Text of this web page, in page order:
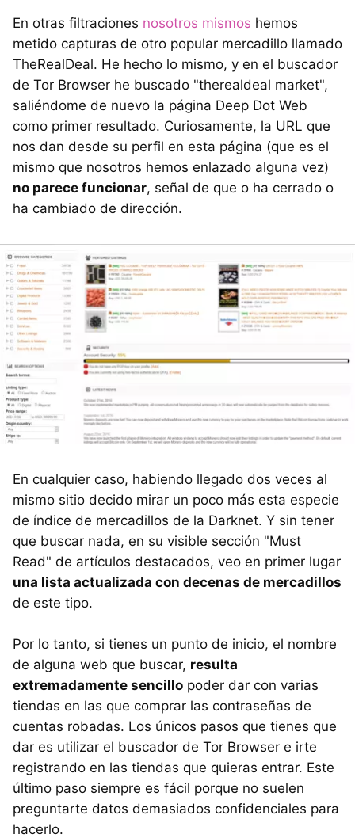
En otras filtraciones nosotros mismos hemos
metido capturas de otro popular mercadillo llamado
TheRealDeal. He hecho lo mismo, y en el buscador
de Tor Browser he buscado "therealdeal market",
saliéndome de nuevo la página Deep Dot Web
como primer resultado. Curiosamente, la URL que
nos dan desde su perfil en esta página (que es el
mismo que nosotros hemos enlazado alguna vez)
no parece funcionar, señal de que o ha cerrado o
ha cambiado de dirección.
En cualquier caso, habiendo llegado dos veces al
mismo sitio decido mirar un poco más esta especie
de índice de mercadillos de la Darknet. Y sin tener
que buscar nada, en su visible sección "Must
Read" de artículos destacados, veo en primer lugar
una lista actualizada con decenas de mercadillos
de este tipo.
Por lo tanto, si tienes un punto de inicio, el nombre
de alguna web que buscar, resulta
extremadamente sencillo poder dar con varias
tiendas en las que comprar las contraseñas de
cuentas robadas. Los únicos pasos que tienes que
dar es utilizar el buscador de Tor Browser e irte
registrando en las tiendas que quieras entrar. Este
último paso siempre es fácil porque no suelen
preguntarte datos demasiados confidenciales para
hacerlo.